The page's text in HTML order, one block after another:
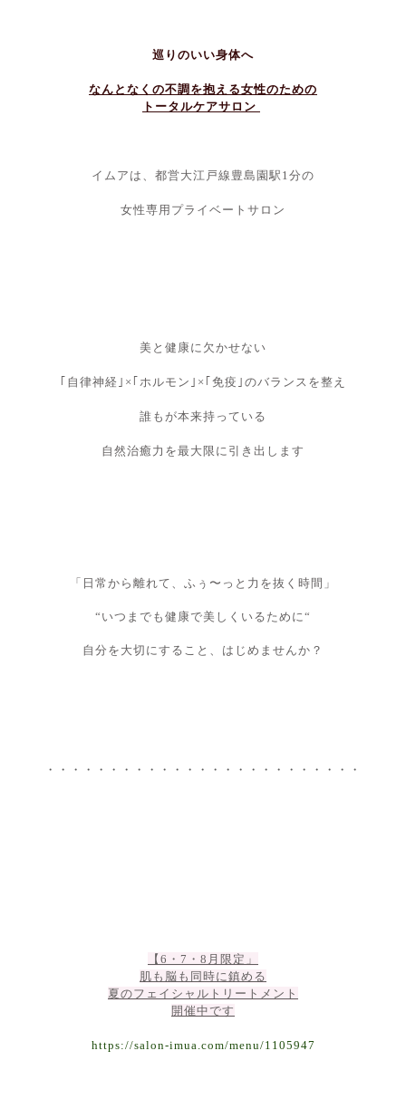
巡りのいい身体へ
なんとなくの不調を抱える女性のための
トータルケアサロン
イムアは、都営大江戸線豊島園駅1分の
女性専用プライベートサロン
美と健康に欠かせない
｢自律神経｣×｢ホルモン｣×｢免疫｣のバランスを整え
誰もが本来持っている
自然治癒力を最大限に引き出します
「日常から離れて、ふぅ〜っと力を抜く時間」
“いつまでも健康で美しくいるために“
自分を大切にすること、はじめませんか？
・・・・・・・・・・・・・・・・・・・・・・・・・
【6・7・8月限定」
肌も脳も同時に鎮める
夏のフェイシャルトリートメント
開催中です
https://salon-imua.com/menu/1105947